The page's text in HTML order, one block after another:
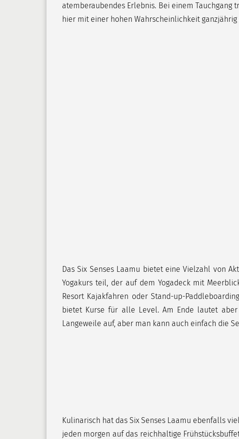
atemberaubendes Erlebnis. Bei einem
hier mit einer hohen Wahrscheinlichkeit
Das Six Senses Laamu bietet eine Vielzahl von
Yogakurs teil, der auf dem Yogadeck mit
Resort Kajakfahren oder Stand-up-
bietet Kurse für alle Level. Am Ende lautet
Langeweile auf, aber man kann auch einfach die
Kulinarisch hat das Six Senses Laamu ebenfalls
jeden morgen auf das reichhaltige